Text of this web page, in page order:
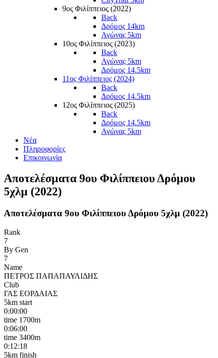
9ος Φιλίππειος (2022)
Back
Δρόμος 14km
Αγώνας 5km
10ος Φιλίππειος (2023)
Back
Αγώνας 5km
Δρόμος 14.5km
11ος Φιλίππειος (2024)
Back
Δρόμος 14.5km
12ος Φιλίππειος (2025)
Back
Δρόμος 14.5km
Αγώνας 5km
Νέα
Πληροφορίες
Επικοινωνία
Αποτελέσματα 9ου Φιλίππειου Δρόμου
5χλμ (2022)
Αποτελέσματα 9ου Φιλίππειου Δρόμου 5χλμ (2022)
Rank
7
By Gen
7
Name
ΠΕΤΡΟΣ ΠΑΠΑΠΑΥΛΙΔΗΣ
Club
ΓΑΣ ΕΟΡΔΑΙΑΣ
5km start
0:00:00
time 1700m
0:06:00
time 3400m
0:12:18
5km finish